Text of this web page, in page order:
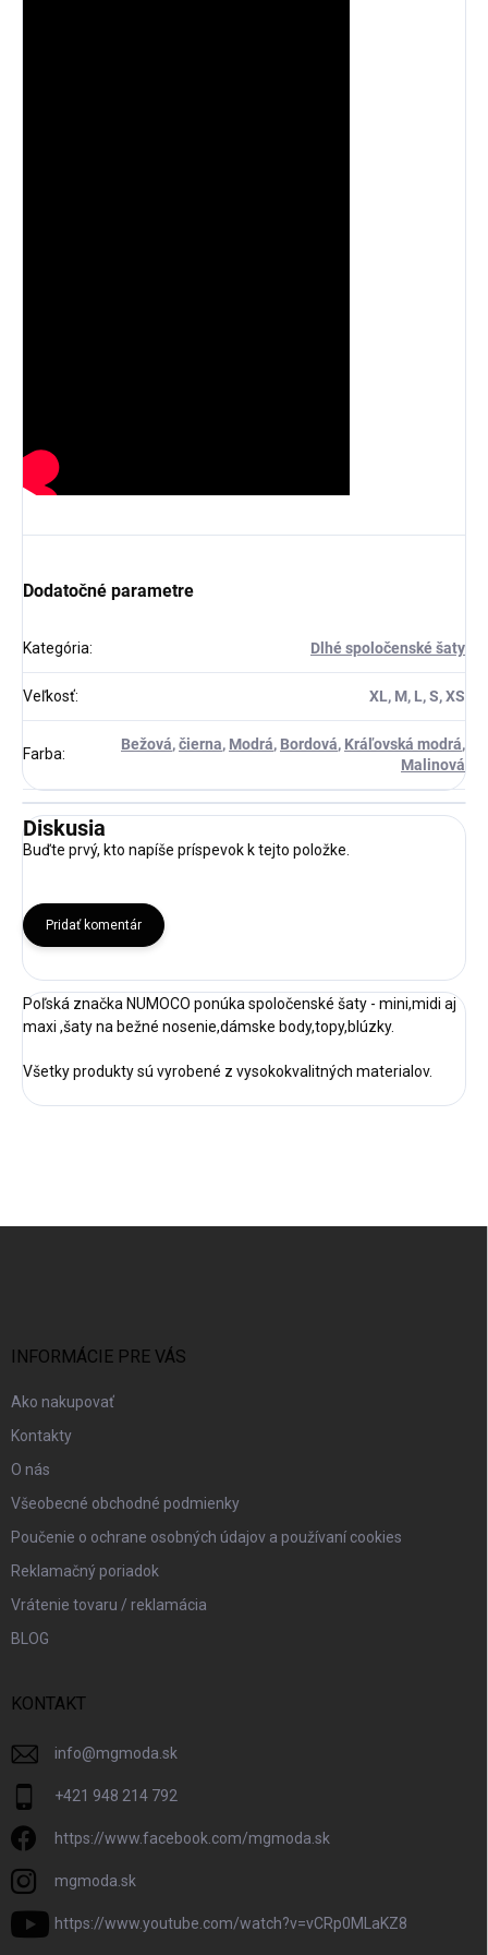
Dodatočné parametre
Kategória: Dlhé spoločenské šaty
Veľkosť: XL, M, L, S, XS
Farba:
Bežová,čierna, Modrá, Bordová, Kráľovská modrá,
Malinová
Diskusia
Buďte prvý, kto napíše príspevok k tejto položke.
Pridať komentár
Poľská značka NUMOCO ponúka spoločenské šaty - mini,midi aj
maxi ,šaty na bežné nosenie,dámske body,topy,blúzky.
Všetky produkty sú vyrobené z vysokokvalitných materialov.
INFORMÁCIE PRE VÁS
Ako nakupovať
Kontakty
O nás
Všeobecné obchodné podmienky
Poučenie o ochrane osobných údajov a používaní cookies
Reklamačný poriadok
Vrátenie tovaru / reklamácia
BLOG
KONTAKT
info@mgmoda.sk
+421 948 214 792
https://www.facebook.com/mgmoda.sk
mgmoda.sk
https://www.youtube.com/watch?v=vCRp0MLaKZ8